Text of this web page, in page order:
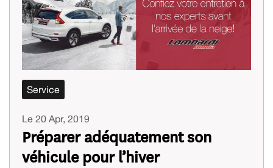
Service
Le 20 Apr, 2019
Préparer adéquatement son
véhicule pour l’hiver